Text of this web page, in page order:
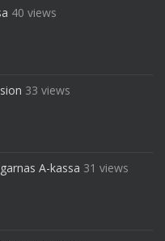
40 views
33 views
A-kassa 31 views